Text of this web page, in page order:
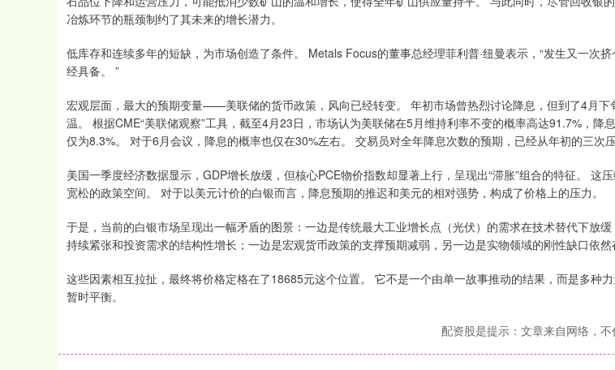
冶炼环节的瓶颈制约了其未来的增长潜力。
低库存和连续多年的短缺，为市场创造了条件。 Metals Focus的董事总经理菲利普·纽曼表示，“发生又一次
经具备。 ”
宏观层面，最大的预期变量——美联储的货币政策，风向已经转变。 年初市场曾热烈讨论降息，但到了4月下
温。 根据CME“美联储观察”工具，截至4月23日，市场认为美联储在5月维持利率不变的概率高达91.7%，降
仅为8.3%。 对于6月会议，降息的概率也仅在30%左右。 交易员对全年降息次数的预期，已经从年初的三次压
美国一季度经济数据显示，GDP增长放缓，但核心PCE物价指数却显著上行，呈现出“滞胀”组合的特征。 这
宽松的政策空间。 对于以美元计价的白银而言，降息预期的推迟和美元的相对强势，构成了价格上的压力。
于是，当前的白银市场呈现出一幅矛盾的图景：一边是传统最大工业增长点（光伏）的需求在技术替代下放
持续紧张和投资需求的结构性增长；一边是宏观货币政策的支撑预期减弱，另一边是实物领域的刚性缺口依然
这些因素相互拉扯，最终将价格定格在了18685元这个位置。 它不是一个由单一故事推动的结果，而是多种
暂时平衡。
配资股是提示：文章来自网络，不